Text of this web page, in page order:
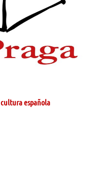
española